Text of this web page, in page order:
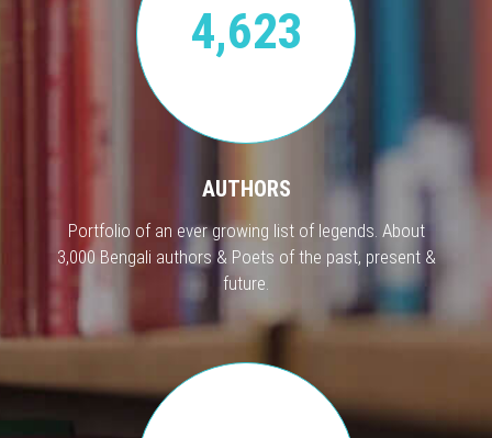
4,623
AUTHORS
Portfolio of an ever growing list of legends. About
3,000 Bengali authors & Poets of the past, present &
future.